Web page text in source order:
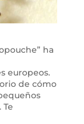
ha
europeos.
de cómo